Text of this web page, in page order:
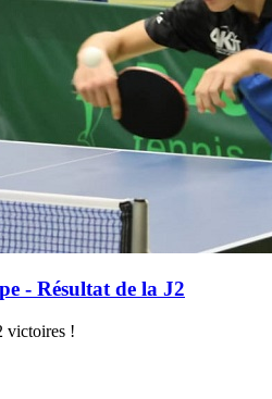
- Résultat de la J2
victoires !